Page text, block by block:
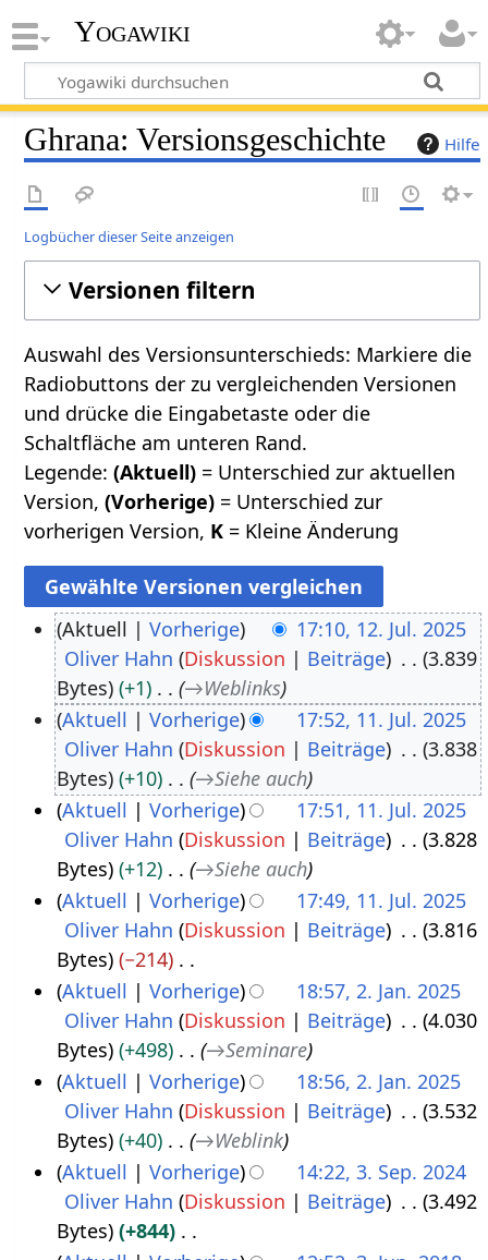
Yogawiki
Hilfe
Ghrana: Versionsgeschichte
Logbücher dieser Seite anzeigen
Versionen filtern
Auswahl des Versionsunterschieds: Markiere die
Radiobuttons der zu vergleichenden Versionen
und drücke die Eingabetaste oder die
Schaltfläche am unteren Rand.
Legende:(Aktuell) = Unterschied zur aktuellen
Version,(Vorherige) = Unterschied zur
vorherigen Version, K = Kleine Änderung
0
Aktuell Vorherige
17:10, 12. Jul. 2025
Oliver Hahn Diskussion Beiträge
3.839
Bytes
+1 →Weblinks
0
Aktuell Vorherige
17:52, 11. Jul. 2025
Oliver Hahn Diskussion Beiträge
3.838
Bytes
+10 →Siehe auch
Aktuell
Vorherige
17:51, 11. Jul. 2025
Oliver Hahn Diskussion Beiträge
3.828
Bytes
+12 →Siehe auch
Aktuell
Vorherige
17:49, 11. Jul. 2025
Oliver Hahn Diskussion Beiträge
3.816
Bytes
−214
K
i
n
B
e
a
r
b
J
u
Aktuell Vorherige
18:57, 2. Jan. 2025
Oliver Hahn Diskussion Beiträge
4.030
Bytes
+498 →Seminare
Aktuell
Vorherige
18:56, 2. Jan. 2025
Oliver Hahn Diskussion Beiträge
3.532
Bytes
+40 →Weblink
Aktuell Vorherige
14:22, 3. Sep. 2024
Oliver Hahn Diskussion Beiträge
3.492
Bytes
+844